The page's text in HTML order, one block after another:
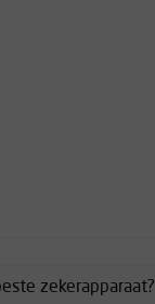
zekerapparaat?